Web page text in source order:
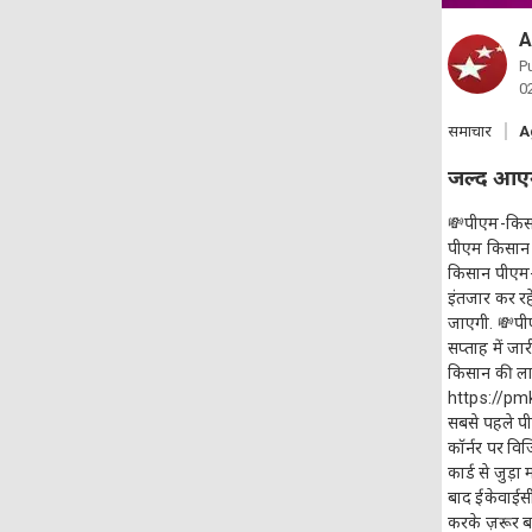
समाचार
जल्द
💸पीएम-
पीएम
किसान
इंतजार कर
जाएगी.
सप्ताह में
किसान की
https://
सबसे पहले
कॉर्नर पर
कार्ड से जुड़ा
बाद
करके ज़रूर